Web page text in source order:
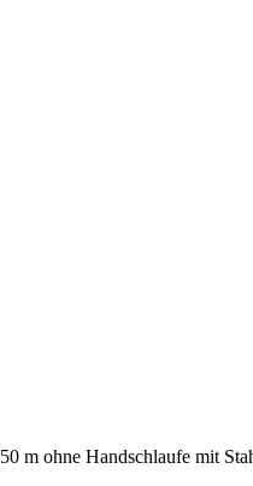
m ohne Handschlaufe mit